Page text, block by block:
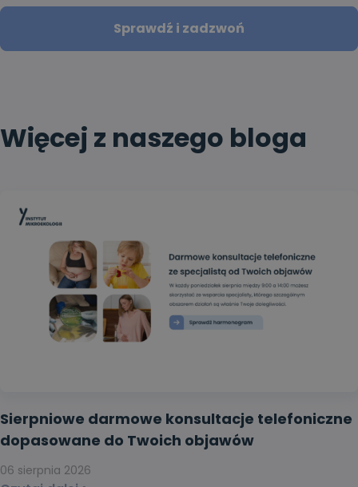
Sprawdź i zadzwoń
Więcej z naszego bloga
Sierpniowe darmowe konsultacje telefoniczne
dopasowane do Twoich objawów
06 sierpnia 2026